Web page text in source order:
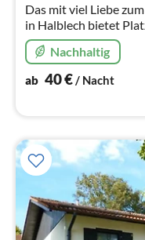
Das mit viel Liebe
in Halblech bietet Platz für 4-
Panoramablick,
DU/WC, Kachelofen,
Nachhaltig
ab 40€/ Nacht